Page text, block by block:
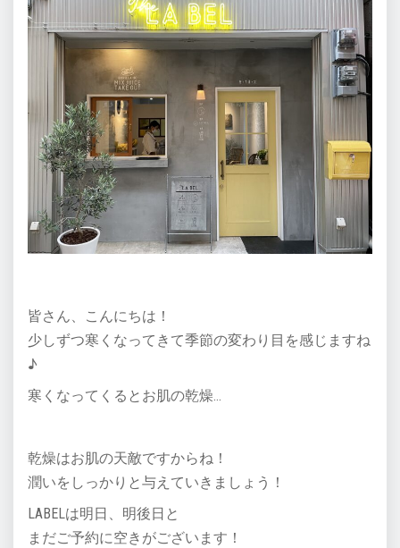
皆さん、こんにちは！
少しずつ寒くなってきて季節の変わり目を感じますね
♪
寒くなってくるとお肌の乾燥…
乾燥はお肌の天敵ですからね！
潤いをしっかりと与えていきましょう！
LABELは明日、明後日と
まだご予約に空きがございます！